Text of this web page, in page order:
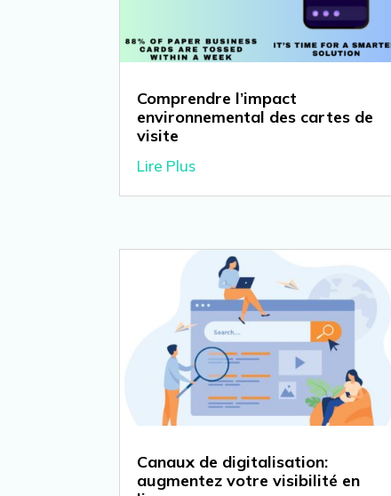
Comprendre l’impact
environnemental des cartes de
visite
Lire Plus
Canaux de digitalisation:
augmentez votre visibilité en